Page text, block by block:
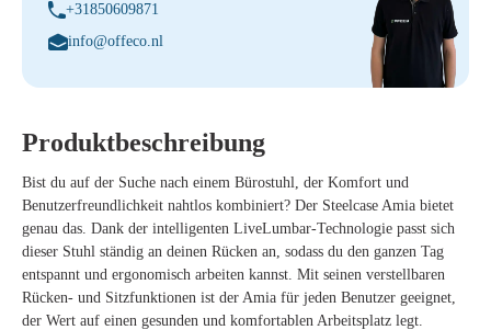
+31850609871
info@offeco.nl
Produktbeschreibung
Bist du auf der Suche nach einem Bürostuhl, der Komfort und
Benutzerfreundlichkeit nahtlos kombiniert? Der Steelcase Amia bietet
genau das. Dank der intelligenten LiveLumbar-Technologie passt sich
dieser Stuhl ständig an deinen Rücken an, sodass du den ganzen Tag
entspannt und ergonomisch arbeiten kannst. Mit seinen verstellbaren
Rücken- und Sitzfunktionen ist der Amia für jeden Benutzer geeignet,
der Wert auf einen gesunden und komfortablen Arbeitsplatz legt.